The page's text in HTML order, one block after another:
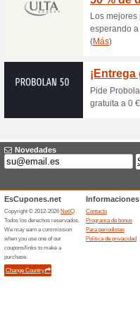
Oferta
47% ha
gratis.
promo se